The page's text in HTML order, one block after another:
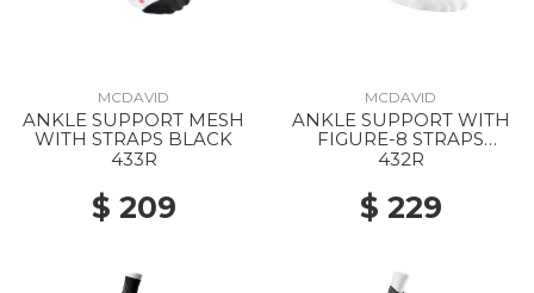
MCDAVID
ANKLE SUPPORT MESH
WITH STRAPS BLACK
433R
$ 209
MCDAVID
ANKLE SUPPORT WITH
FIGURE-8 STRAPS
BLACK
432R
$ 229